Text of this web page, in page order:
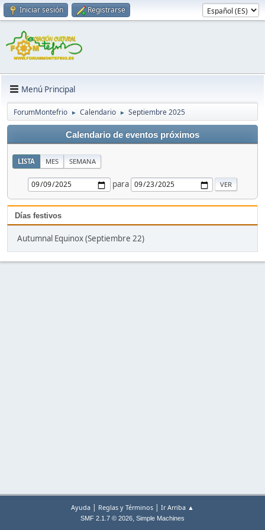
Iniciar sesión Registrarse
Menú Principal
ForumMontefrio ► Calendario ► Septiembre 2025
Calendario de eventos próximos
LISTA MES SEMANA
para
Días festivos
Autumnal Equinox (Septiembre 22)
Ayuda | Reglas y Términos | Ir Arriba ▲
SMF 2.1.7 © 2026, Simple Machines